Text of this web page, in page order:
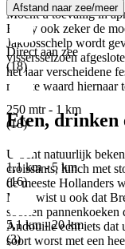
Mocht u toevallig in
Erguy ook zeker de
Jakobsschelp wordt
vissersseizoen
het jaar verscheidene
moeite waard hiernaar
Eten, drinken
U bent natuurlijk
croissants, lunch met
de meeste Hollanders
Maar wist u ook dat
soorten pannenkoeken
Andouille echt iets dat
soort worst met een
Afstand naar zee/meer
Direct aan zee
(18)
250 mtr - 1 km
(18)
1,1 km - 5 km
(16)
5,1 km - 20 km
(3)